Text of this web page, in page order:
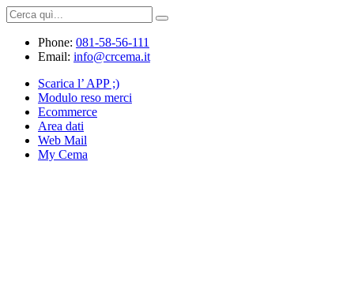
Phone: 081-58-56-111
Email: info@crcema.it
Scarica l’ APP ;)
Modulo reso merci
Ecommerce
Area dati
Web Mail
My Cema